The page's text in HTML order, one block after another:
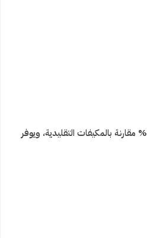
يتميز مكيف سبلت بتقنية Dual Inverter المتقدمة من إل جي، التي تعمل على تنظيم سرعة الضاغط وفقًا لدرجة الحرارة المطلوبة، مما يقلل من استهلاك الطاقة بنسبة قد تصل إلى 60% مقارنة بالمكيفات التقليدية، ويوفر